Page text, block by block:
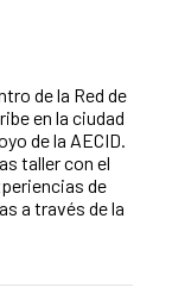
de la Red de
en la ciudad
de la AECID.
taller con el
de
a través de la